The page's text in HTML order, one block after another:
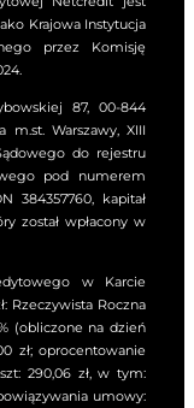
Krajowa Instytucja
przez Komisję
87, 00-844
m.st. Warszawy, XIII
do rejestru
pod numerem
384357760, kapitał
został wpłacony w
w Karcie
Rzeczywista Roczna
(obliczone na dzień
zł; oprocentowanie
290,06 zł, w tym:
umowy: